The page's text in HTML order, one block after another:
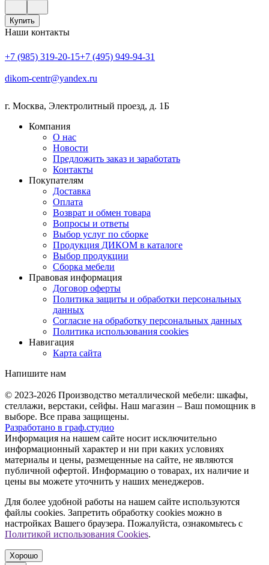
Купить
Наши контакты
+7 (985) 319-20-15+7 (495) 949-94-31
dikom-centr@yandex.ru
г. Москва, Электролитный проезд, д. 1Б
Компания
О нас
Новости
Предложить заказ и заработать
Контакты
Покупателям
Доставка
Оплата
Возврат и обмен товара
Вопросы и ответы
Выбор услуг по сборке
Продукция ДИКОМ в каталоге
Выбор продукции
Сборка мебели
Правовая информация
Договор оферты
Политика защиты и обработки персональных
данных
Согласие на обработку персональных данных
Политика использования cookies
Навигация
Карта сайта
Напишите нам
© 2023-2026 Производство металлической мебели: шкафы,
стеллажи, верстаки, сейфы. Наш магазин – Ваш помощник в
выборе. Все права защищены.
Разработано в граф.студио
Информация на нашем сайте носит исключительно
информационный характер и ни при каких условиях
материалы и цены, размещенные на сайте, не являются
публичной офертой. Информацию о товарах, их наличие и
цены вы можете уточнить у наших менеджеров.
Для более удобной работы на нашем сайте используются
файлы сookies. Запретить обработку cookies можно в
настройках Вашего браузера. Пожалуйста, ознакомьтесь с
Политикой использования Cookies.
Хорошо